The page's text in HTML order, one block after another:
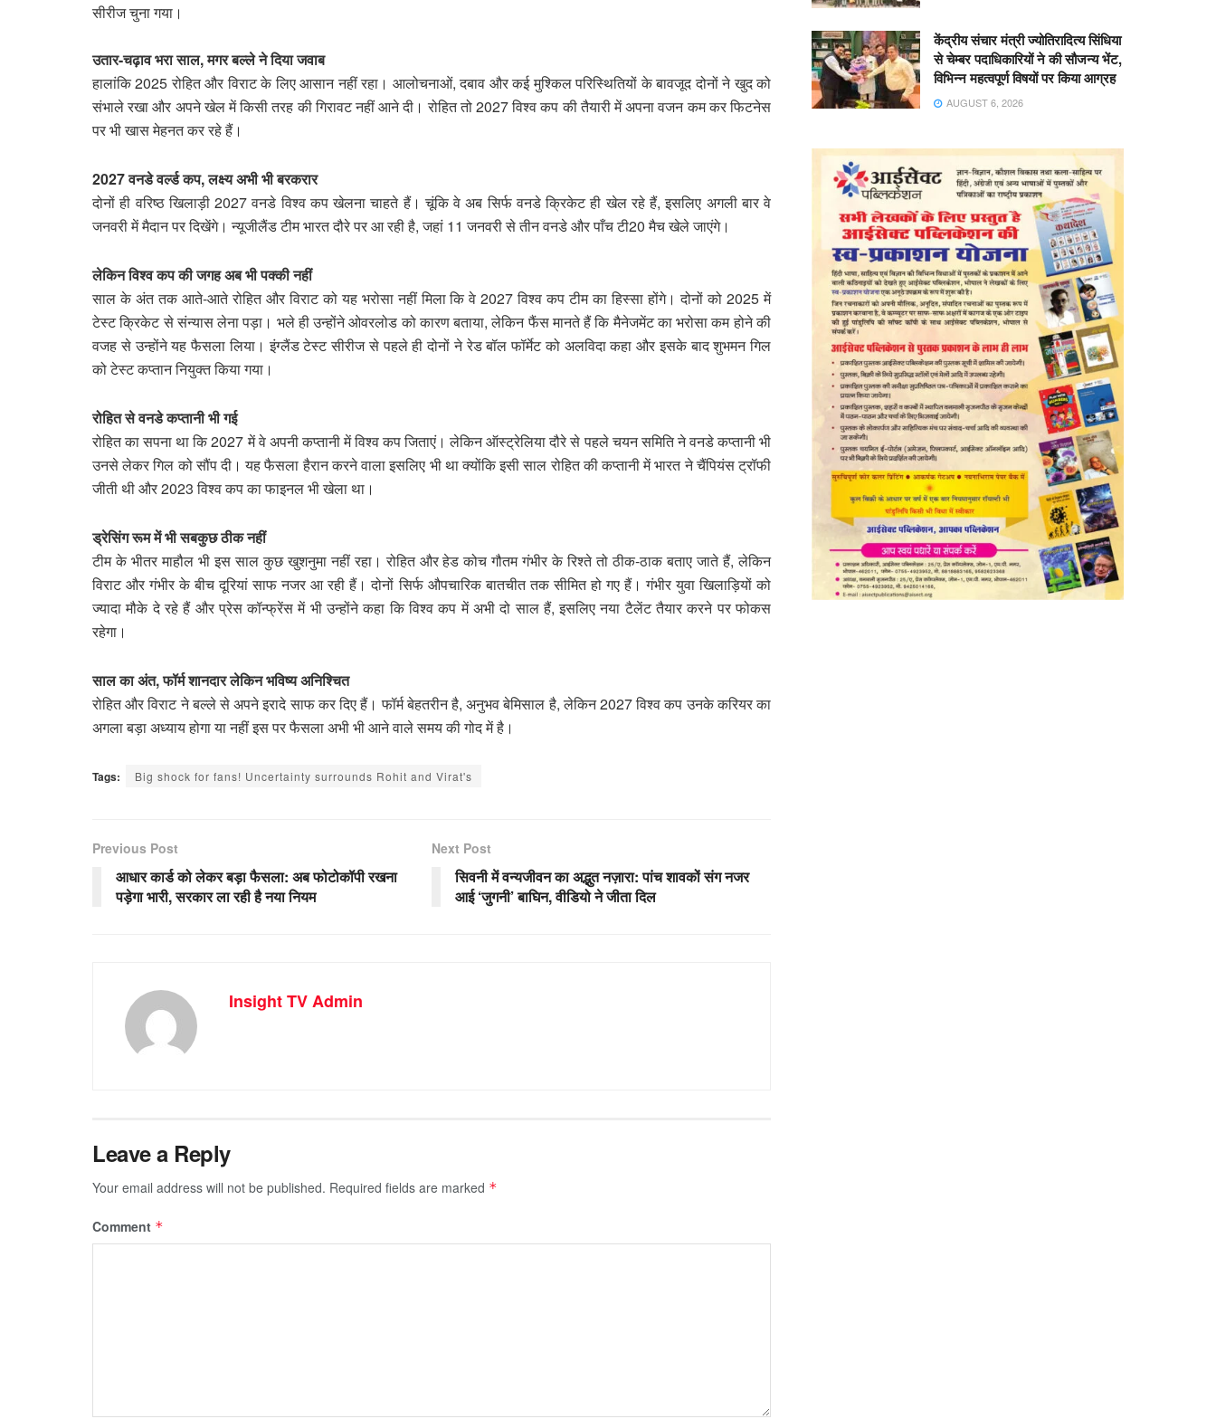
सीरीज चुना गया।
उतार-चढ़ाव भरा साल, मगर बल्ले ने दिया जवाब
हालांकि 2025 रोहित और विराट के लिए आसान नहीं रहा। आलोचनाओं, दबाव और कई मुश्किल परिस्थितियों के बावजूद दोनों ने खुद को
संभाले रखा और अपने खेल में किसी तरह की गिरावट नहीं आने दी। रोहित तो 2027 विश्व कप की तैयारी में अपना वजन कम कर फिटनेस
पर भी खास मेहनत कर रहे हैं।
2027 वनडे वर्ल्ड कप, लक्ष्य अभी भी बरकरार
दोनों ही वरिष्ठ खिलाड़ी 2027 वनडे विश्व कप खेलना चाहते हैं। चूंकि वे अब सिर्फ वनडे क्रिकेट ही खेल रहे हैं, इसलिए अगली बार वे
जनवरी में मैदान पर दिखेंगे। न्यूजीलैंड टीम भारत दौरे पर आ रही है, जहां 11 जनवरी से तीन वनडे और पाँच टी20 मैच खेले जाएंगे।
लेकिन विश्व कप की जगह अब भी पक्की नहीं
साल के अंत तक आते-आते रोहित और विराट को यह भरोसा नहीं मिला कि वे 2027 विश्व कप टीम का हिस्सा होंगे। दोनों को 2025 में
टेस्ट क्रिकेट से संन्यास लेना पड़ा। भले ही उन्होंने ओवरलोड को कारण बताया, लेकिन फैंस मानते हैं कि मैनेजमेंट का भरोसा कम होने की
वजह से उन्होंने यह फैसला लिया। इंग्लैंड टेस्ट सीरीज से पहले ही दोनों ने रेड बॉल फॉर्मेट को अलविदा कहा और इसके बाद शुभमन गिल
को टेस्ट कप्तान नियुक्त किया गया।
रोहित से वनडे कप्तानी भी गई
रोहित का सपना था कि 2027 में वे अपनी कप्तानी में विश्व कप जिताएं। लेकिन ऑस्ट्रेलिया दौरे से पहले चयन समिति ने वनडे कप्तानी भी
उनसे लेकर गिल को सौंप दी। यह फैसला हैरान करने वाला इसलिए भी था क्योंकि इसी साल रोहित की कप्तानी में भारत ने चैंपियंस ट्रॉफी
जीती थी और 2023 विश्व कप का फाइनल भी खेला था।
ड्रेसिंग रूम में भी सबकुछ ठीक नहीं
टीम के भीतर माहौल भी इस साल कुछ खुशनुमा नहीं रहा। रोहित और हेड कोच गौतम गंभीर के रिश्ते तो ठीक-ठाक बताए जाते हैं, लेकिन
विराट और गंभीर के बीच दूरियां साफ नजर आ रही हैं। दोनों सिर्फ औपचारिक बातचीत तक सीमित हो गए हैं। गंभीर युवा खिलाड़ियों को
ज्यादा मौके दे रहे हैं और प्रेस कॉन्फ्रेंस में भी उन्होंने कहा कि विश्व कप में अभी दो साल हैं, इसलिए नया टैलेंट तैयार करने पर फोकस
रहेगा।
साल का अंत, फॉर्म शानदार लेकिन भविष्य अनिश्चित
रोहित और विराट ने बल्ले से अपने इरादे साफ कर दिए हैं। फॉर्म बेहतरीन है, अनुभव बेमिसाल है, लेकिन 2027 विश्व कप उनके करियर का
अगला बड़ा अध्याय होगा या नहीं इस पर फैसला अभी भी आने वाले समय की गोद में है।
Tags: Big shock for fans! Uncertainty surrounds Rohit and Virat's
Previous Post
आधार कार्ड को लेकर बड़ा फैसला: अब फोटोकॉपी रखना
पड़ेगा भारी, सरकार ला रही है नया नियम
Next Post
सिवनी में वन्यजीवन का अद्भुत नज़ारा: पांच शावकों संग नजर
आई ‘जुगनी’ बाघिन, वीडियो ने जीता दिल
Insight TV Admin
Leave a Reply
Your email address will not be published. Required fields are marked *
Comment *
केंद्रीय संचार मंत्री ज्योतिरादित्य सिंधिया
से चेम्बर पदाधिकारियों ने की सौजन्य भेंट,
विभिन्न महत्वपूर्ण विषयों पर किया आग्रह
AUGUST 6, 2026